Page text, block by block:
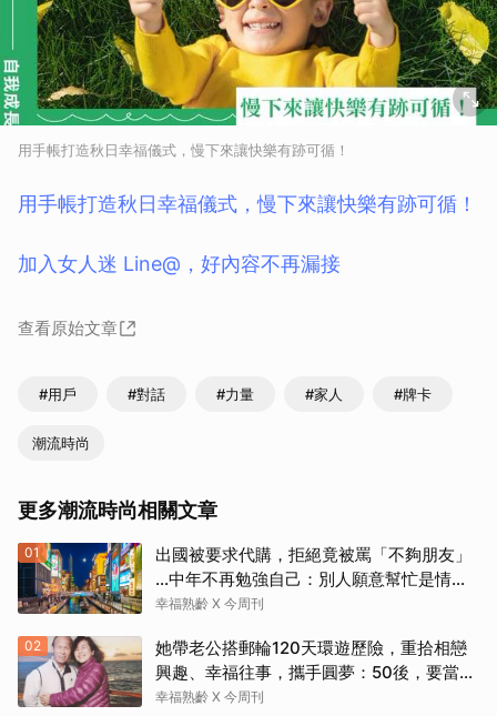
用手帳打造秋日幸福儀式，慢下來讓快樂有跡可循！
用手帳打造秋日幸福儀式，慢下來讓快樂有跡可循！
加入女人迷 Line@，好內容不再漏接
查看原始文章
#用戶 #對話 #力量 #家人 #牌卡
潮流時尚
更多潮流時尚相關文章
01
出國被要求代購，拒絕竟被罵「不夠朋友」
…中年不再勉強自己：別人願意幫忙是情
分，不是本分
幸福熟齡 X 今周刊
02
她帶老公搭郵輪120天環遊歷險，重拾相戀
興趣、幸福往事，攜手圓夢：50後，要當懂
生活演員！
幸福熟齡 X 今周刊
取消